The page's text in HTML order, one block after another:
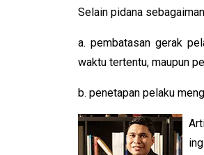
Selain pidana
a. pembatasan gerak
waktu tertentu, maupun
b. penetapan pelaku